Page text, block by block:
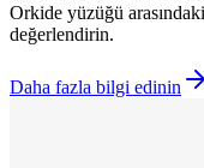
Orkide yüzüğü
değerlendirin.
Daha fazla bilgi edinin